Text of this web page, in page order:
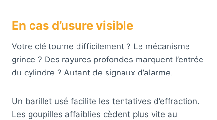
En cas d’usure visible
Votre clé tourne difficilement ? Le mécanisme
grince ? Des rayures profondes marquent l’entrée
du cylindre ? Autant de signaux d’alarme.
Un barillet usé facilite les tentatives d’effraction.
Les goupilles affaiblies cèdent plus vite au